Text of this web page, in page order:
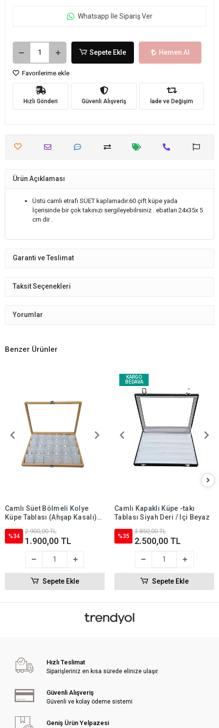
Whatsapp İle Sipariş Ver
Sepete Ekle Hemen Al
Favorilerime ekle
Hızlı Gönderi Güvenli Alışveriş İade ve Değişim
Ürün Açıklaması
Üstü camlı etrafı SÜET kaplamadır.60 çift küpe yada
İçerisinde bir çok takınızı sergileyebilrsiniz . ebatları 24x35x 5
cm dir .
Garanti ve Teslimat
Taksit Seçenekleri
Yorumlar
Benzer Ürünler
Camlı Süet Bölmeli Kolye
Küpe Tablası (Ahşap Kasalı)
%34
2.900,00 TL
1.900,00 TL
Sepete Ekle
KARGO
BEDAVA
Camlı Kapaklı Küpe -takı
Tablası Siyah Deri / Içi Beyaz
%35
3.850,00 TL
2.500,00 TL
Sepete Ekle
Hızlı Teslimat
Siparişleriniz en kısa sürede elinize ulaşır.
Güvenli Alışveriş
Güvenli ve kolay ödeme sistemi
Geniş Ürün Yelpazesi